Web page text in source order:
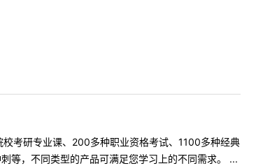
考研专业课、200多种职业资格考试、1100多种经典
等，不同类型的产品可满足您学习上的不同需求。 ...